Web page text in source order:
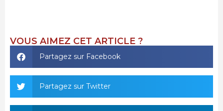
VOUS AIMEZ CET ARTICLE ?
Partagez sur Facebook
Partagez sur Twitter